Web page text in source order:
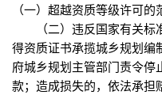
（一）超越资质等级许可
（二）违反国家有关
得资质证书承揽城乡规划编
府城乡规划主管部门责令停
款；造成损失的，依法承